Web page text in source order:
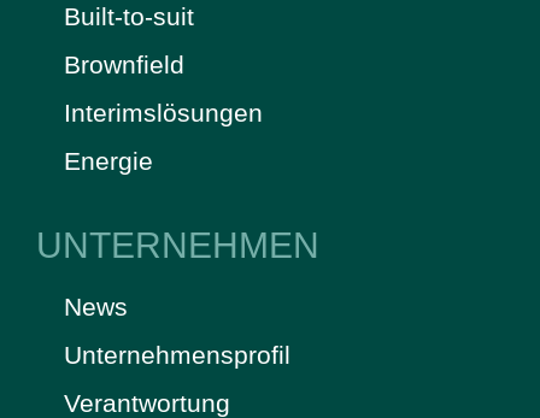
Built-to-suit
Brownfield
Interimslösungen
Energie
UNTERNEHMEN
News
Unternehmensprofil
Verantwortung